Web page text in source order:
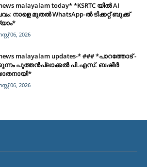
malayalam today* *KSRTC യിൽ AI
നാളെ മുതൽ WhatsApp-ൽ ടിക്കറ്റ് ബുക്ക്
06, 2026
malayalam updates-* ### *പാറത്തോട് -
പുത്തൻപ്ലാക്കൽ പി.എസ്. ബഷീർ
06, 2026